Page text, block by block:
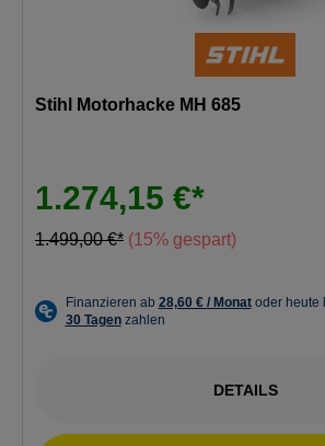
Stihl Motorhacke MH 685
1.274,15 €*
1.499,00 €* (15% gespart)
DETAILS